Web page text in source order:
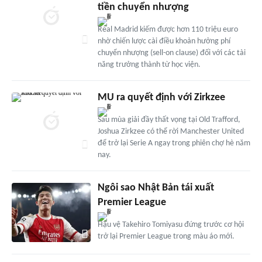
tiền chuyển nhượng
Real Madrid kiếm được hơn 110 triệu euro
nhờ chiến lược cài điều khoản hưởng phí
chuyển nhượng (sell-on clause) đối với các tài
năng trưởng thành từ học viện.
MU ra quyết định với Zirkzee
Sau mùa giải đầy thất vọng tại Old Trafford,
Joshua Zirkzee có thể rời Manchester United
để trở lại Serie A ngay trong phiên chợ hè năm
nay.
Ngôi sao Nhật Bản tái xuất
Premier League
Hậu vệ Takehiro Tomiyasu đứng trước cơ hội
trở lại Premier League trong màu áo mới.